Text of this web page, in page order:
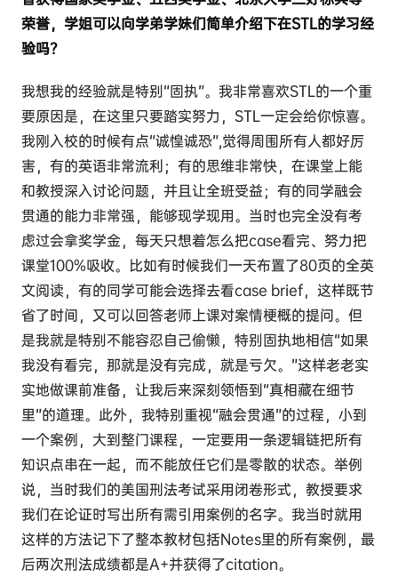
荣誉，学姐可以向学弟学妹们简单介绍下在STL的学习经
验吗？
我想我的经验就是特别“固执”。我非常喜欢STL的一个重
要原因是，在这里只要踏实努力，STL一定会给你惊喜。
我刚入校的时候有点“诚惶诚恐”,觉得周围所有人都好厉
害，有的英语非常流利；有的思维非常快，在课堂上能
和教授深入讨论问题，并且让全班受益；有的同学融会
贯通的能力非常强，能够现学现用。当时也完全没有考
虑过会拿奖学金，每天只想着怎么把case看完、努力把
课堂100%吸收。比如有时候我们一天布置了80页的全英
文阅读，有的同学可能会选择去看case brief，这样既节
省了时间，又可以回答老师上课对案情梗概的提问。但
是我就是特别不能容忍自己偷懒，特别固执地相信“如果
我没有看完，那就是没有完成，就是亏欠。”这样老老实
实地做课前准备，让我后来深刻领悟到“真相藏在细节
里”的道理。此外，我特别重视“融会贯通”的过程，小到
一个案例，大到整门课程，一定要用一条逻辑链把所有
知识点串在一起，而不能放任它们是零散的状态。举例
说，当时我们的美国刑法考试采用闭卷形式，教授要求
我们在论证时写出所有需引用案例的名字。我当时就用
这样的方法记下了整本教材包括Notes里的所有案例，最
后两次刑法成绩都是A+并获得了citation。